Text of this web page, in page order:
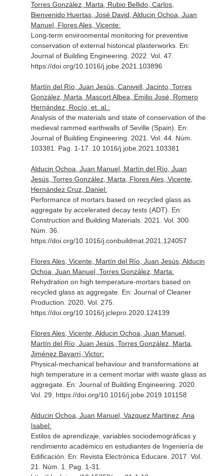
Torres González, Marta, Rubio Bellido, Carlos,
Bienvenido Huertas, José David, Alducin Ochoa, Juan
Manuel, Flores Ales, Vicente:
Long-term environmental monitoring for preventive
conservation of external historical plasterworks. En:
Journal of Building Engineering . 2022. Vol. 47.
https://doi.org/10.1016/j.jobe.2021.103896
Martín del Río, Juan Jesús, Canivell, Jacinto, Torres
González, Marta, Mascort Albea, Emilio José, Romero
Hernández, Rocío, et. al.:
Analysis of the materials and state of conservation of the
medieval rammed earthwalls of Seville (Spain). En:
Journal of Building Engineering . 2021. Vol. 44. Núm.
103381. Pag. 1-17. 10.1016/j.jobe.2021.103381
Alducin Ochoa, Juan Manuel, Martín del Río, Juan
Jesús, Torres González, Marta, Flores Ales, Vicente,
Hernández Cruz, Daniel:
Performance of mortars based on recycled glass as
aggregate by accelerated decay tests (ADT). En:
Construction and Building Materials. 2021. Vol. 300.
Núm. 36.
https://doi.org/10.1016/j.conbuildmat.2021.124057
Flores Ales, Vicente, Martín del Río, Juan Jesús, Alducin
Ochoa, Juan Manuel, Torres González, Marta:
Rehydration on high temperature-mortars based on
recycled glass as aggregate. En: Journal of Cleaner
Production . 2020. Vol. 275.
https://doi.org/10.1016/j.jclepro.2020.124139
Flores Ales, Vicente, Alducin Ochoa, Juan Manuel,
Martín del Río, Juan Jesús, Torres González, Marta,
Jiménez Bayarri, Victor:
Physical-mechanical behaviour and transformations at
high temperature in a cement mortar with waste glass as
aggregate. En: Journal of Building Engineering . 2020.
Vol. 29. https://doi.org/10.1016/j.jobe.2019.101158
Alducin Ochoa, Juan Manuel, Vazquez Martinez, Ana
Isabel:
Estilos de aprendizaje, variables sociodemográficas y
rendimiento académico en estudiantes de Ingeniería de
Edificación. En: Revista Electrónica Educare. 2017. Vol.
21. Núm. 1. Pag. 1-31.